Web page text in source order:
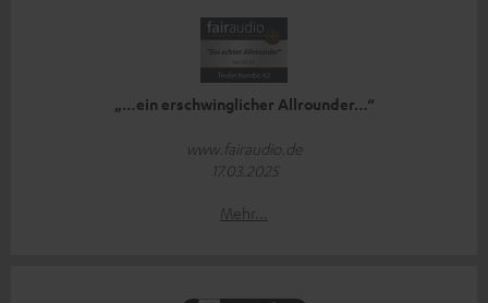
„…ein erschwinglicher Allrounder…“
www.fairaudio.de
17.03.2025
Mehr...